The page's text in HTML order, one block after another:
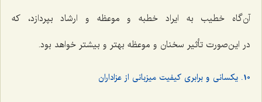
آن‌گاه خطیب به ایراد خطبه و موعظه و ارشاد بپردازد، که
در این‌صورت تأثیر سخنان و موعظه بهتر و بیشتر خواهد بود.
10. یکسانی و برابری کیفیت میزبانی از عزاداران